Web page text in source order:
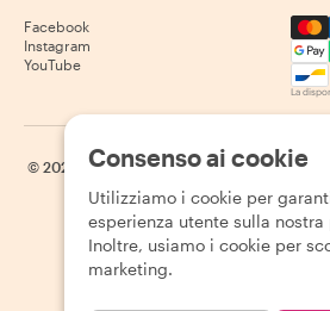
Facebook
Instagram
YouTube
La
© 2026 Withlocals.com | Informativa sulla
Consenso ai cookie
Utilizziamo i cookie per
esperienza utente sulla
Inoltre, usiamo i cookie per
marketing.